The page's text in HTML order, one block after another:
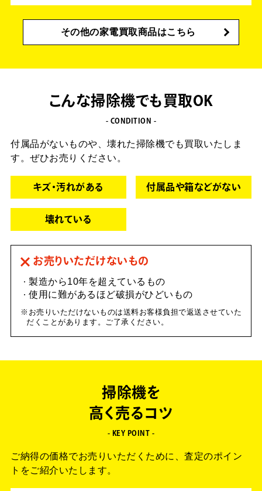
その他の家電買取商品はこちら
こんな掃除機でも買取OK
- CONDITION -
付属品がないものや、壊れた掃除機でも買取いたしま
す。ぜひお売りください。
キズ・汚れがある 付属品や箱などがない
壊れている
お売りいただけないもの
製造から10年を超えているもの
使用に難があるほど破損がひどいもの
お売りいただけないものは送料お客様負担で返送させていた
だくことがあります。ご了承ください。
掃除機を
高く売るコツ
- KEY POINT -
ご納得の価格でお売りいただくために、査定のポイン
トをご紹介いたします。